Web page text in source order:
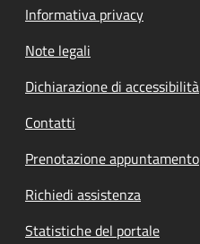
Informativa privacy
Note legali
Dichiarazione di accessibilità
Contatti
Prenotazione appuntamento
Richiedi assistenza
Statistiche del portale